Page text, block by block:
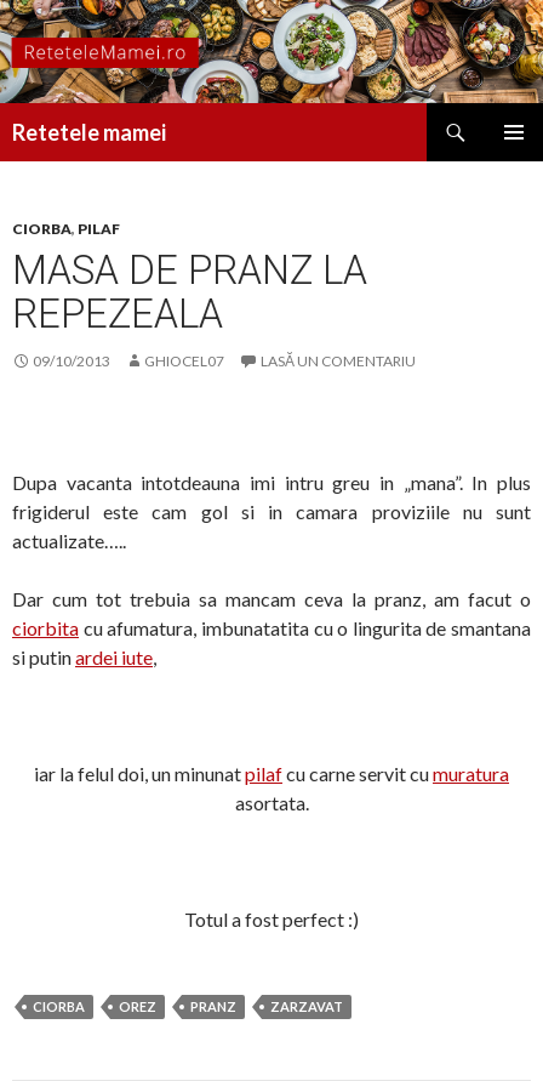
Retetele mamei
CIORBA, PILAF
MASA DE PRANZ LA
REPEZEALA
09/10/2013 GHIOCEL07 LASĂ UN COMENTARIU
Dupa vacanta intotdeauna imi intru greu in „mana”. In plus
frigiderul este cam gol si in camara proviziile nu sunt
actualizate…..
Dar cum tot trebuia sa mancam ceva la pranz, am facut o
ciorbita cu afumatura, imbunatatita cu o lingurita de smantana
si putinardei iute,
iar la felul doi, un minunatpilafcu carne servit cumuratura
asortata.
Totul a fost perfect :)
CIORBA OREZ PRANZ ZARZAVAT